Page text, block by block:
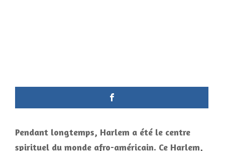
Pendant longtemps, Harlem a été le centre
spirituel du monde afro-américain. Ce Harlem,